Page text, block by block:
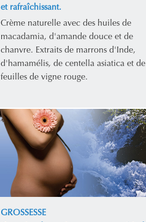
et rafraîchissant.
Crème naturelle avec des huiles de
macadamia, d'amande douce et de
chanvre. Extraits de marrons d'Inde,
d'hamamélis, de centella asiatica et de
feuilles de vigne rouge.
GROSSESSE